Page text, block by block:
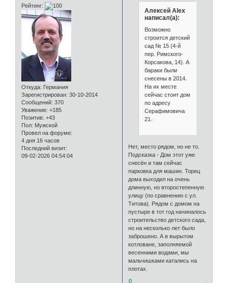
Рейтинг:
Откуда: Германия
Зарегистрирован: 30-10-2014
Сообщений: 370
Уважение: +185
Позитив: +43
Пол: Мужской
Провел на форуме:
4 дня 16 часов
Последний визит:
09-02-2026 04:54:04
Алексей Alex
написал(а):
Возможно
строится детский
сад № 15 (4-й
пер. Римского-
Корсакова, 14). А
бараки были
снесены в 2014.
На их месте
сейчас стоит дом
по адресу
Серафимовича
21.
Нет, место рядом, но не то.
Подсказка - Дом этот уже
снесён и там сейчас
парковка для машин. Торец
дома выходил на очень
длинную, но второстепенную
улицу (по сравнению с ул.
Титова). Рядом с домом на
пустыре в тот год начиналось
строительство детского сада,
но на несколько лет было
заброшено. А в вырытом
котловане, заполняемой
весенними водами, мы
мальчишками катались на
плотах.
0